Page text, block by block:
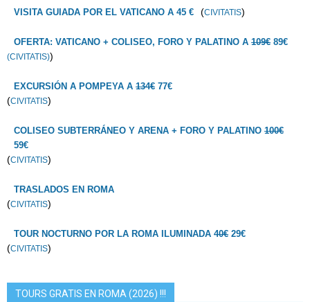
VISITA GUIADA POR EL VATICANO A 45 € (CIVITATIS)
OFERTA: VATICANO + COLISEO, FORO Y PALATINO A 109€ 89€
(CIVITATIS))
EXCURSIÓN A POMPEYA A 134€ 77€
(CIVITATIS)
COLISEO SUBTERRÁNEO Y ARENA + FORO Y PALATINO 100€
59€
(CIVITATIS)
TRASLADOS EN ROMA
(CIVITATIS)
TOUR NOCTURNO POR LA ROMA ILUMINADA 40€ 29€
(CIVITATIS)
TOURS GRATIS EN ROMA (2026) !!!